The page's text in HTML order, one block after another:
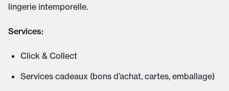
lingerie intemporelle.
Services:
Click & Collect
Services cadeaux (bons d’achat, cartes, emballage)